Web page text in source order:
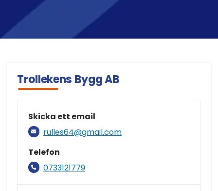
Trollekens Bygg AB
Skicka ett email
rulles64@gmail.com
Telefon
0733121779